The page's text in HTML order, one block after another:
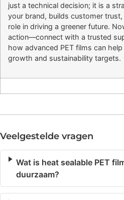
just a technical decision; it is a
your brand, builds customer
role in driving a greener future.
action—connect with a trusted
how advanced PET films can
growth and sustainability targets.
Veelgestelde vragen
Wat is heat sealable PET
duurzaam?